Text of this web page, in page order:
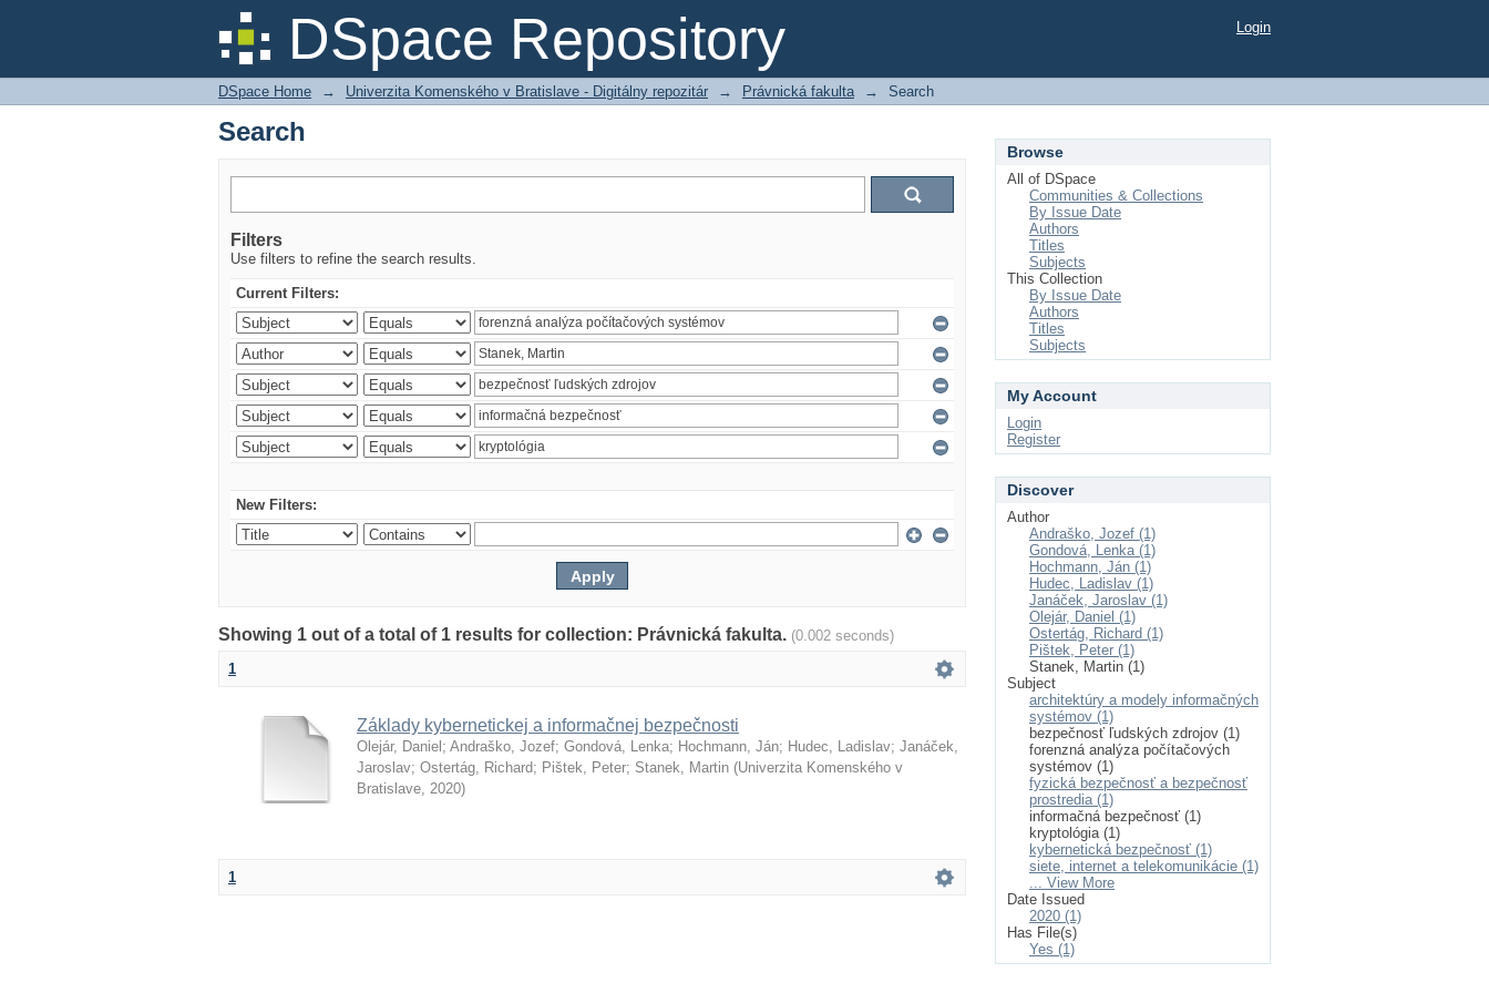
DSpace Repository
Search Login
DSpace Home → Univerzita Komenského v Bratislave - Digitálny repozitár → Právnická fakulta → Search
Search
Filters
Use filters to refine the search results.
Current Filters:
New Filters:
Showing 1 out of a total of 1 results for collection: Právnická fakulta. (0.002 seconds)
1
Základy kybernetickej a informačnej bezpečnosti
Olejár, Daniel ; Andraško, Jozef; Gondová, Lenka; Hochmann, Ján; Hudec, Ladislav; Janáček,
Jaroslav; Ostertág, Richard; Pištek, Peter; Stanek, Martin (Univerzita Komenského v
Bratislave, 2020)
1
Browse
All of DSpace
Communities & Collections
By Issue Date
Authors
Titles
Subjects
This Collection
By Issue Date
Authors
Titles
Subjects
My Account
Login
Register
Discover
Author
Andraško, Jozef (1)
Gondová, Lenka (1)
Hochmann, Ján (1)
Hudec, Ladislav (1)
Janáček, Jaroslav (1)
Olejár, Daniel (1)
Ostertág, Richard (1)
Pištek, Peter (1)
Stanek, Martin (1)
Subject
architektúry a modely informačných
systémov (1)
bezpečnosť ľudských zdrojov (1)
forenzná analýza počítačových
systémov (1)
fyzická bezpečnosť a bezpečnosť
prostredia (1)
informačná bezpečnosť (1)
kryptológia (1)
kybernetická bezpečnosť (1)
siete, internet a telekomunikácie (1)
... View More
Date Issued
2020 (1)
Has File(s)
Yes (1)